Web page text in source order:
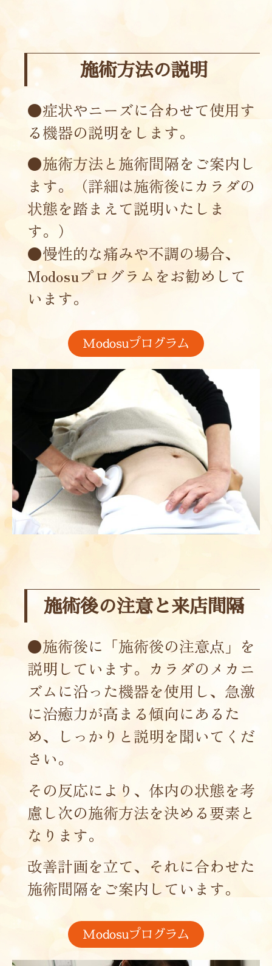
施術方法の説明
●症状やニーズに合わせて使用す
る機器の説明をします。
●施術方法と施術間隔をご案内し
ます。（詳細は施術後にカラダの
状態を踏まえて説明いたしま
す。）
●慢性的な痛みや不調の場合、
Modosuプログラムをお勧めして
います。
Modosuプログラム
施術後の注意と来店間隔
●施術後に「施術後の注意点」を
説明しています。カラダのメカニ
ズムに沿った機器を使用し、急激
に治癒力が高まる傾向にあるた
め、しっかりと説明を聞いてくだ
さい。
その反応により、体内の状態を考
慮し次の施術方法を決める要素と
なります。
改善計画を立て、それに合わせた
施術間隔をご案内しています。
Modosuプログラム